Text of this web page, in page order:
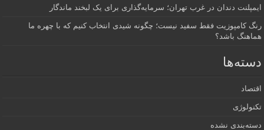
ایمپلنت دندان در غرب تهران؛ سرمایه‌گذاری برای یک لبخند ماندگار
رنگ کامپوزیت فقط سفید نیست؛ چگونه شیدی انتخاب کنیم که با چهره ما
هماهنگ باشد؟
دسته‌ها
اقتصاد
تکنولوژی
دسته‌بندی نشده